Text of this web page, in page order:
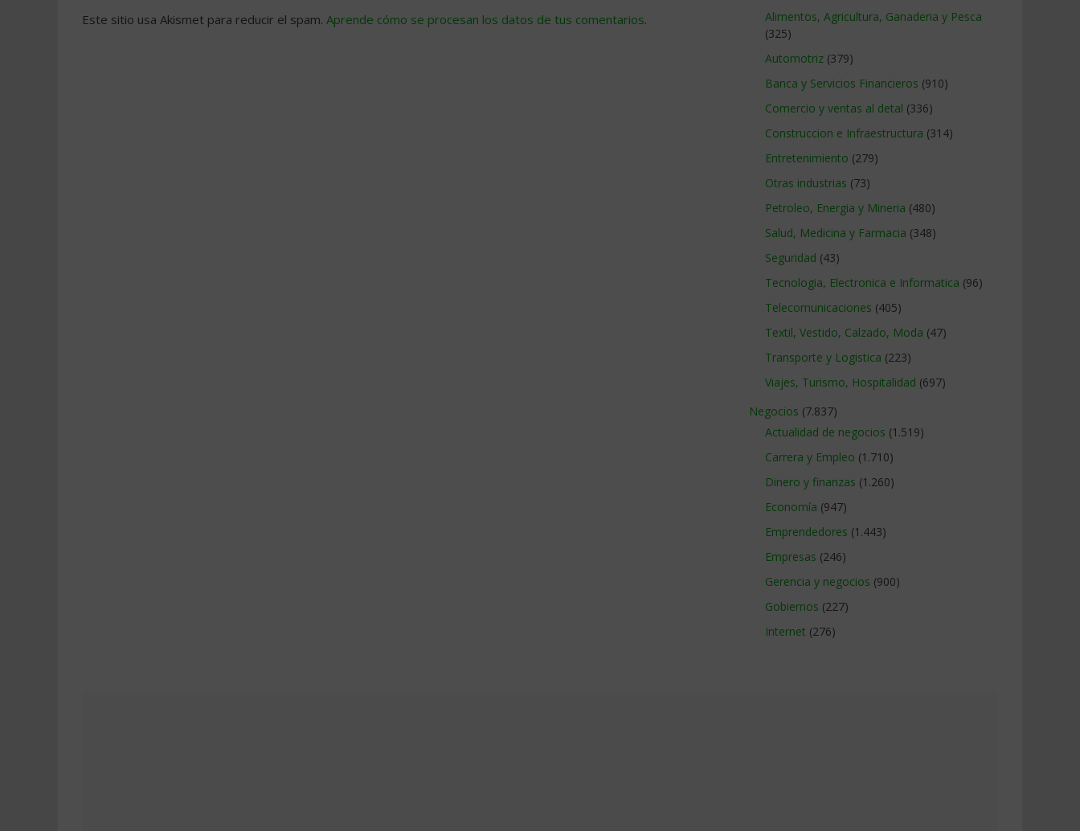
Este sitio usa Akismet para reducir el spam. Aprende cómo se procesan los datos de tus comentarios.
Alimentos, Agricultura, Ganaderia y Pesca
(325)
Automotriz (379)
Banca y Servicios Financieros (910)
Comercio y ventas al detal (336)
Construccion e Infraestructura (314)
Entretenimiento (279)
Otras industrias (73)
Petroleo, Energia y Mineria (480)
Salud, Medicina y Farmacia (348)
Seguridad (43)
Tecnologia, Electronica e Informatica (96)
Telecomunicaciones (405)
Textil, Vestido, Calzado, Moda (47)
Transporte y Logistica (223)
Viajes, Turismo, Hospitalidad (697)
Negocios (7.837)
Actualidad de negocios (1.519)
Carrera y Empleo (1.710)
Dinero y finanzas (1.260)
Economía (947)
Emprendedores (1.443)
Empresas (246)
Gerencia y negocios (900)
Gobiernos (227)
Internet (276)